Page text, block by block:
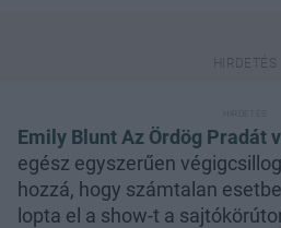
Emily Blunt Az Ördög Pradát
egész egyszerűen
hozzá, hogy számtalan
lopta el a show-t a